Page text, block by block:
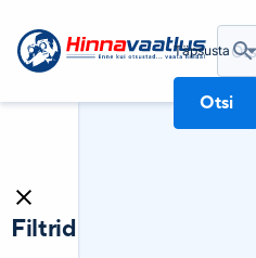
Täpsusta
Otsi
Filtrid